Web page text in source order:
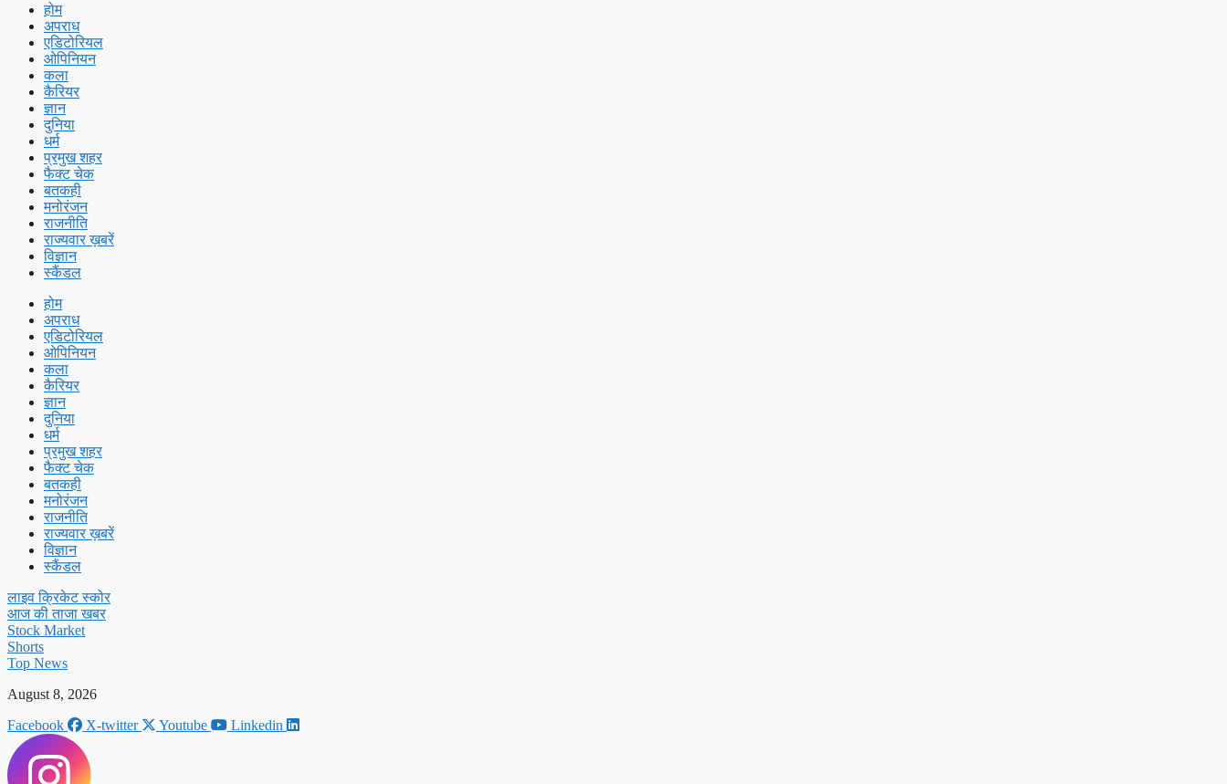
होम
अपराध
एडिटोरियल
ओपिनियन
कला
कैरियर
ज्ञान
दुनिया
धर्म
प्रमुख शहर
फैक्ट चेक
बतकही
मनोरंजन
राजनीति
राज्यवार ख़बरें
विज्ञान
स्कैंडल
होम
अपराध
एडिटोरियल
ओपिनियन
कला
कैरियर
ज्ञान
दुनिया
धर्म
प्रमुख शहर
फैक्ट चेक
बतकही
मनोरंजन
राजनीति
राज्यवार ख़बरें
विज्ञान
स्कैंडल
लाइव क्रिकेट स्कोर
आज की ताजा खबर
Stock Market
Shorts
Top News
August 8, 2026
Facebook
X-twitter Youtube Linkedin